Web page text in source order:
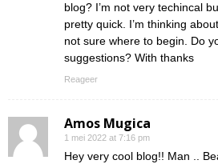
blog? I’m not very techincal
pretty quick. I’m thinking
not sure where to begin. Do
suggestions? With thanks
Reageer
Amos Mugica
1 mei 2022 at 7:16 pm
Hey very cool blog!! Man ..